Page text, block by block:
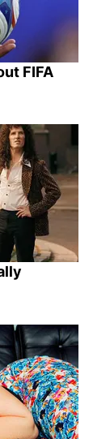
FIFA